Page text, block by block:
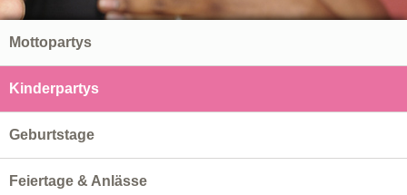
Mottopartys
Kinderpartys
Geburtstage
Feiertage & Anlässe